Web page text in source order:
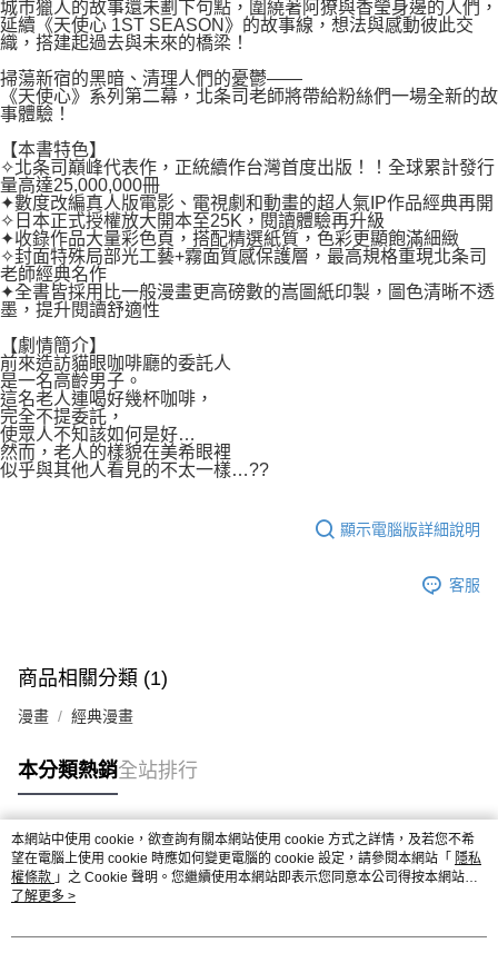
「AFTEE先享後付」，若未經同意申辦者引起之損失，本公司不負相關責
任。
時審查核予不同之上限額度；若仍有額度不足之情形，本公司將視審查結果
請求用戶進行身份認證。
５．嚴禁一人註冊多個帳號或使用他人資訊註冊。若發現惡意使用之情形，
恩沛科技股份有限公司將有權停止該用戶之使用額度並採取法律行動。
宅配
每筆NT$100，滿NT$800(含以上)免運費
國家/地區配送 查看運費
城市獵人的故事還未劃下句點，圍繞著阿獠與香瑩身邊的人們，
延續《天使心 1ST SEASON》的故事線，想法與感動彼此交
織，搭建起過去與未來的橋梁！
掃蕩新宿的黑暗、清理人們的憂鬱——
《天使心》系列第二幕，北条司老師將帶給粉絲們一場全新的故
事體驗！
【本書特色】
✧北条司巔峰代表作，正統續作台灣首度出版！！全球累計發行
量高達25,000,000冊
✦數度改編真人版電影、電視劇和動畫的超人氣IP作品經典再開
✧日本正式授權放大開本至25K，閱讀體驗再升級
✦收錄作品大量彩色頁，搭配精選紙質，色彩更顯飽滿細緻
✧封面特殊局部光工藝+霧面質感保護層，最高規格重現北条司
老師經典名作
✦全書皆採用比一般漫畫更高磅數的嵩圖紙印製，圖色清晰不透
墨，提升閱讀舒適性
【劇情簡介】
前來造訪貓眼咖啡廳的委託人
是一名高齡男子。
這名老人連喝好幾杯咖啡，
完全不提委託，
使眾人不知該如何是好…
然而，老人的樣貌在美希眼裡
似乎與其他人看見的不太一樣…??
顯示電腦版詳細說明
客服
商品相關分類 (1)
漫畫 經典漫畫
本分類熱銷全站排行
熱門標籤
本網站中使用 cookie，欲查詢有關本網站使用 cookie 方式之詳情，及若您不希
望在電腦上使用 cookie 時應如何變更電腦的 cookie 設定，請參閱本網站「 隱私
權條款 」之 Cookie 聲明。您繼續使用本網站即表示您同意本公司得按本網站使
用條款之 Cookie 聲明使用 cookie。
了解更多 >